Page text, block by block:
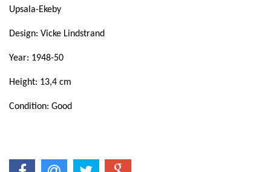
Upsala-Ekeby
Design: Vicke Lindstrand
Year: 1948-50
Height: 13,4 cm
Condition: Good